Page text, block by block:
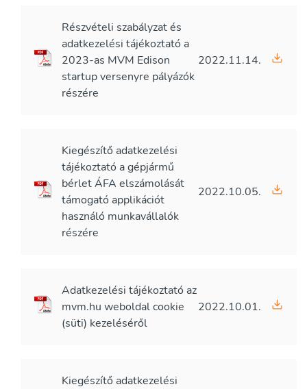
Részvételi szabályzat és
adatkezelési tájékoztató a
2023-as MVM Edison
startup versenyre pályázók
részére
2022.11.14.
Kiegészítő adatkezelési
tájékoztató a gépjármű
bérlet ÁFA elszámolását
támogató applikációt
használó munkavállalók
részére
2022.10.05.
Adatkezelési tájékoztató az
mvm.hu weboldal cookie
(süti) kezeléséről
2022.10.01.
Kiegészítő adatkezelési